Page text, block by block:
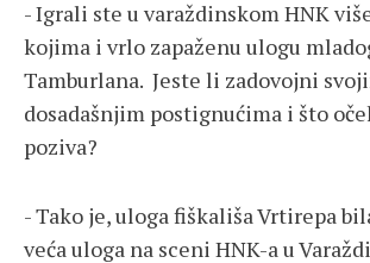
- Igrali ste u varaždinskom HNK
kojima i vrlo zapaženu ulogu
Tamburlana. Jeste li zadovojni
dosadašnjim postignućima i što
poziva?
- Tako je, uloga fiškališa Vrtirepa
veća uloga na sceni HNK-a u